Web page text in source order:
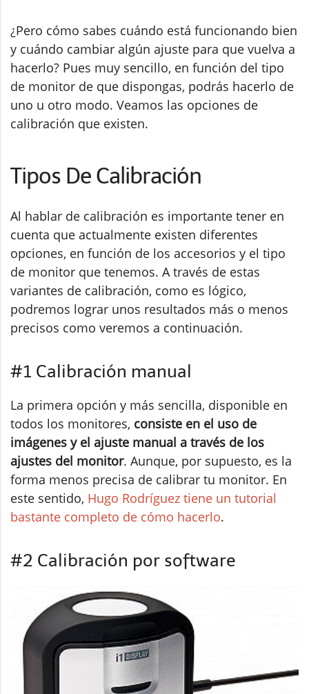
¿Pero cómo sabes cuándo está funcionando bien
y cuándo cambiar algún ajuste para que vuelva a
hacerlo? Pues muy sencillo, en función del tipo
de monitor de que dispongas, podrás hacerlo de
uno u otro modo. Veamos las opciones de
calibración que existen.
Tipos De Calibración
Al hablar de calibración es importante tener en
cuenta que actualmente existen diferentes
opciones, en función de los accesorios y el tipo
de monitor que tenemos. A través de estas
variantes de calibración, como es lógico,
podremos lograr unos resultados más o menos
precisos como veremos a continuación.
#1 Calibración manual
La primera opción y más sencilla, disponible en
todos los monitores, consiste en el uso de
imágenes y el ajuste manual a través de los
ajustes del monitor. Aunque, por supuesto, es la
forma menos precisa de calibrar tu monitor. En
este sentido, Hugo Rodríguez tiene un tutorial
bastante completo de cómo hacerlo.
#2 Calibración por software